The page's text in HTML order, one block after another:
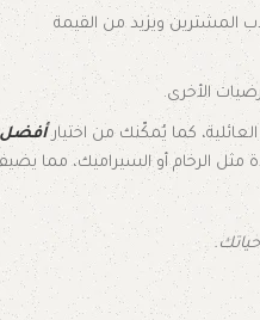
المشترين ويزيد من القيمة
الأخرى.
كما يُمكّنك من اختيار أفضل
مثل الرخام أو السيراميك، مما